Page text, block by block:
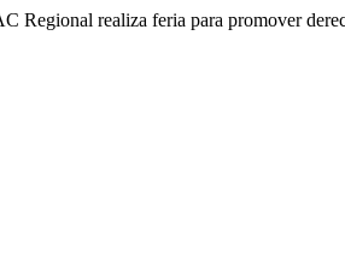
Regional realiza feria para promover